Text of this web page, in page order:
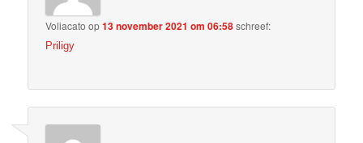
Voliacato op13 november 2021 om 06:58schreef:
Priligy